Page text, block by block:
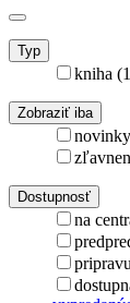
Typ
kniha
Zobraziť iba
Dostupnosť
na